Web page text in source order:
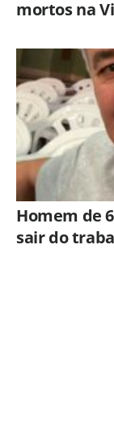
mortos na
Homem de
sair do